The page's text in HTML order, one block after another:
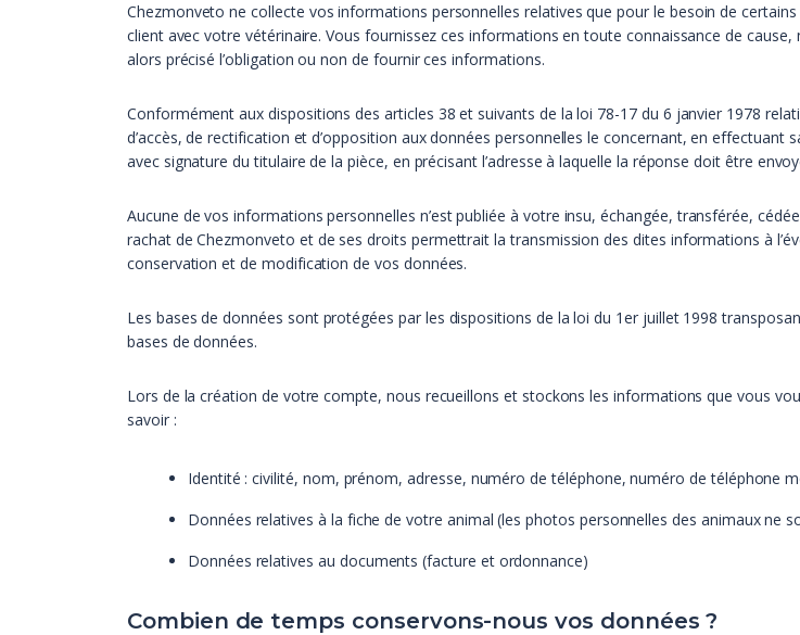
Chezmonveto ne collecte vos informations personnelles relatives que pour le besoin de
client avec votre vétérinaire. Vous fournissez ces informations en toute connaissance de
alors précisé l’obligation ou non de fournir ces informations.
Conformément aux dispositions des articles 38 et suivants de la loi 78-17 du 6 janvier 1978
d’accès, de rectification et d’opposition aux données personnelles le concernant, en effectuant
avec signature du titulaire de la pièce, en précisant l’adresse à laquelle la réponse doit être
Aucune de vos informations personnelles n’est publiée à votre insu, échangée, transférée,
rachat de Chezmonveto et de ses droits permettrait la transmission des dites informations à
conservation et de modification de vos données.
Les bases de données sont protégées par les dispositions de la loi du 1er juillet 1998
bases de données.
Lors de la création de votre compte, nous recueillons et stockons les informations que vous
savoir :
Identité : civilité, nom, prénom, adresse, numéro de téléphone, numéro de téléphone
Données relatives à la fiche de votre animal (les photos personnelles des animaux ne
Données relatives au documents (facture et ordonnance)
Combien de temps conservons-nous vos données ?